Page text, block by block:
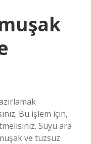
Bu işlem için,
Suyu ara
ve tuzsuz